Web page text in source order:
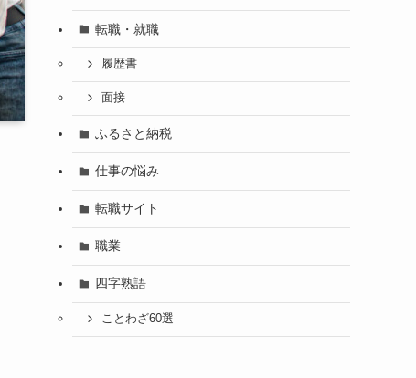
転職・就職
履歴書
面接
ふるさと納税
仕事の悩み
転職サイト
職業
四字熟語
ことわざ60選